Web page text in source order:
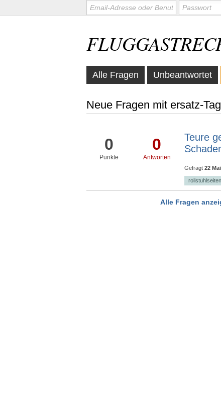
Alle Fragen Unbeantwortet
Neue Fragen mit ersatz-Tag
0
Punkte
0
Antworten
Teure
Gefragt 22 Mai
Alle Fragen